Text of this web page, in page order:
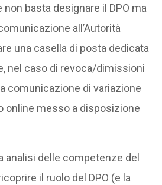
basta designare il DPO ma
all’Autorità
una casella di posta dedicata
nel caso di revoca/dimissioni
comunicazione di variazione
online messo a disposizione
analisi delle competenze del
il ruolo del DPO (e la